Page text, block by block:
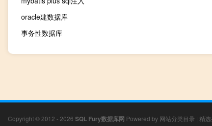
oracle建数据库
事务性数据库
Copyright © 2012 - 2026 SQL Fury数据库网 Powered by 网站分类目录 | 精